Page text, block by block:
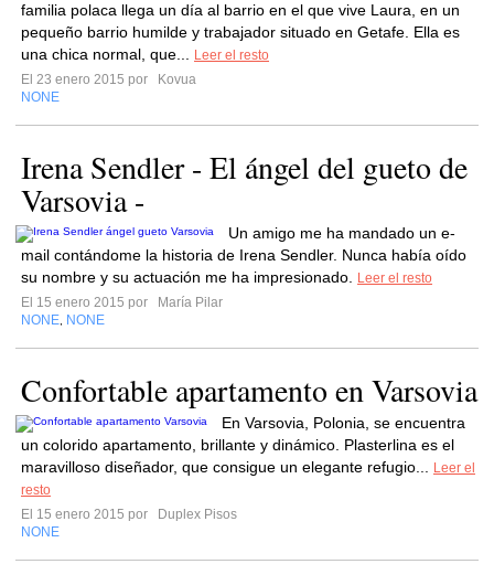
familia polaca llega un día al barrio en el que vive Laura, en un
pequeño barrio humilde y trabajador situado en Getafe. Ella es
una chica normal, que...
Leer el resto
El 23 enero 2015 por
Kovua
NONE
Irena Sendler - El ángel del gueto de
Varsovia -
Un amigo me ha mandado un e-
mail contándome la historia de Irena Sendler. Nunca había oído
su nombre y su actuación me ha impresionado.
Leer el resto
El 15 enero 2015 por
María Pilar
NONE NONE
Confortable apartamento en Varsovia
En Varsovia, Polonia, se encuentra
un colorido apartamento, brillante y dinámico. Plasterlina es el
maravilloso diseñador, que consigue un elegante refugio...
Leer el
resto
El 15 enero 2015 por
Duplex Pisos
NONE